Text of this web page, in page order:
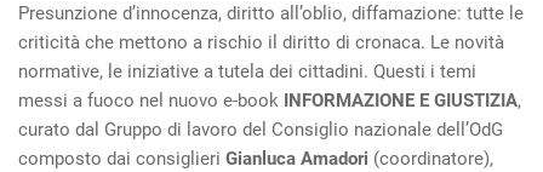
Presunzione d’innocenza, diritto all’oblio, diffamazione: tutte le
criticità che mettono a rischio il diritto di cronaca. Le novità
normative, le iniziative a tutela dei cittadini. Questi i temi
messi a fuoco nel nuovo e-book INFORMAZIONE E GIUSTIZIA,
curato dal Gruppo di lavoro del Consiglio nazionale dell’OdG
composto dai consiglieri Gianluca Amadori (coordinatore),